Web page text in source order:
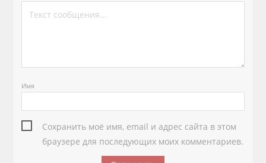
Имя
Сохранить моё имя, email и адрес сайта в этом
браузере для последующих моих комментариев.